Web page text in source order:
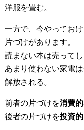
洋服を畳む。
一方で、今やってお
片づけがあります。
読まない本は売って
あまり使わない家電
解放される。
前者の片づけを消費
後者の片づけを投資